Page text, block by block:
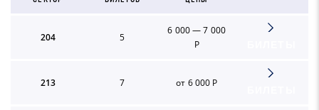
204 5
6 000 — 7 000
Р
213 7 от 6 000 Р